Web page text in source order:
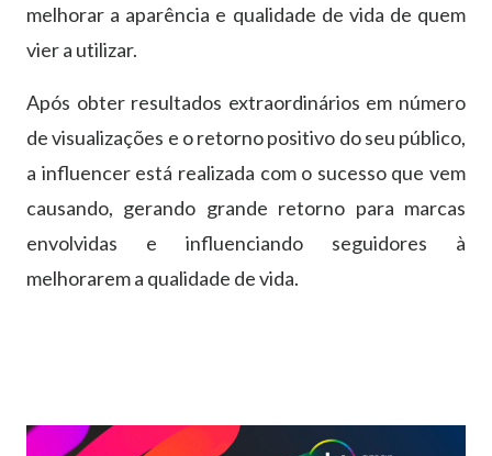
melhorar a aparência e qualidade de vida de quem
vier a utilizar.
Após obter resultados extraordinários em número
de visualizações e o retorno positivo do seu público,
a influencer está realizada com o sucesso que vem
causando, gerando grande retorno para marcas
envolvidas e influenciando seguidores à
melhorarem a qualidade de vida.